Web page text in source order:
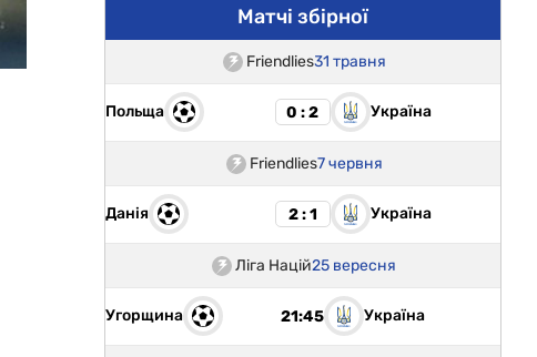
Матчі збірної
Friendlies31 травня
Польща 0 : 2 Україна
Friendlies7 червня
Данія 2 : 1 Україна
Ліга Націй25 вересня
Угорщина 21:45 Україна